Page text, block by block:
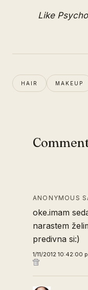
Like
HAIR MAKEUP
ANONYMOUS
oke.imam
narastem
predivna si:)
1/11/2012 10:42:00